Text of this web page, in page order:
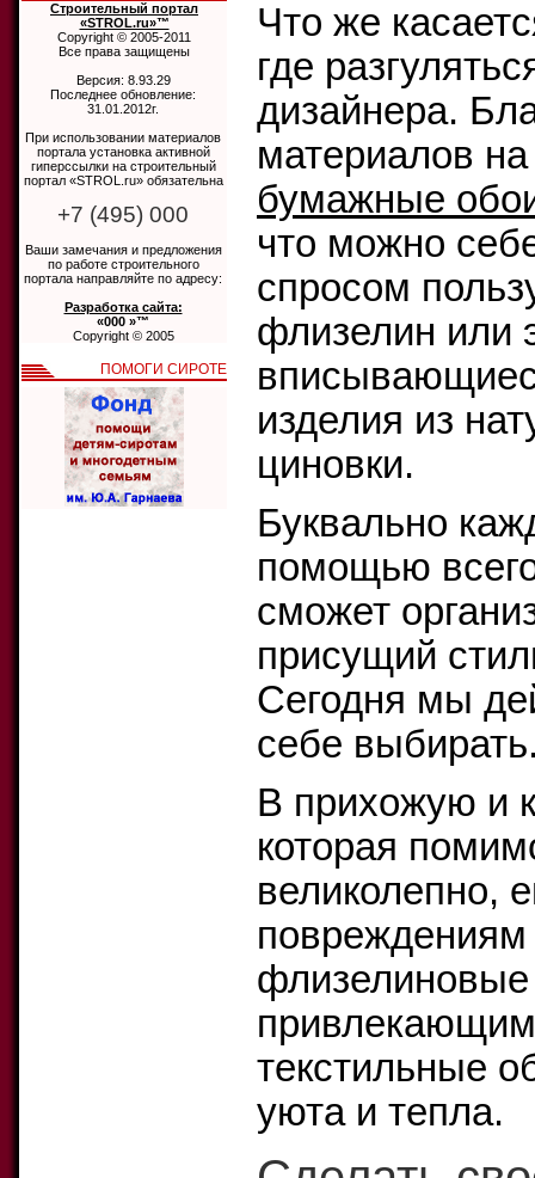
Что же
где
дизайнера.
материалов
бумажные
что можно
спросом
флизелин или
изделия из
циновки.
Буквально
помощью
сможет
присущий
Сегодня мы
себе
В прихожую и
которая
великолепно,
повреждениям
текстильные
уюта и тепла.
Строительный портал
«STROL.ru»™
Copyright © 2005-2011
Все права защищены
Версия: 8.93.29
Последнее обновление:
31.01.2012г.
При использовании материалов
портала установка активной
гиперссылки на строительный
портал «STROL.ru» обязательна
+7 (495) 000
Ваши замечания и предложения
по работе строительного
портала направляйте по адресу:
Разработка сайта:
«000 »™
Copyright © 2005
ПОМОГИ СИРОТЕ